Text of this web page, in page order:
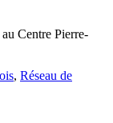
Centre Pierre-
, Réseau de